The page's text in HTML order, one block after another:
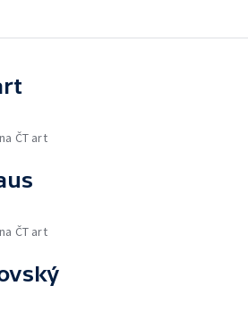
na ČT art
na ČT art